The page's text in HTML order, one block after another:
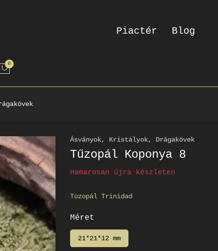
Piactér Blog
0
Ásványok, Kristályok, Drágakövek
Tűzopál Koponya 8
Hamarosan újra készleten
Tüzopál Trinidad
Méret
21*21*12 mm